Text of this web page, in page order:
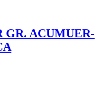
GR. ACUMUER-